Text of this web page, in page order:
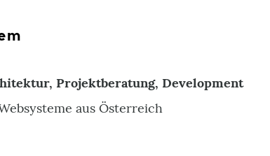
Projektberatung, Development
aus Österreich